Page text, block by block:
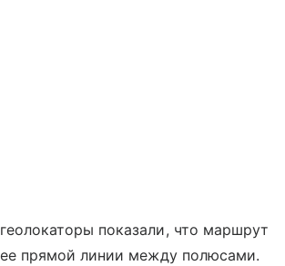
показали, что маршрут
прямой линии между полюсами.